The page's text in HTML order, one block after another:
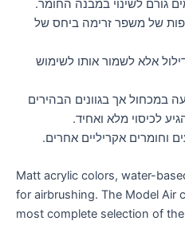
גורם לשינוי במבנה החומר.
של משפר זרימה ביחס של
אלא לשמור אותו לשימוש
במכחול אך בגוונים הבהירים
לכיסוי מלא ואחיד.
וחומרים אקריליים אחרים.
Matt acrylic colors, water-
for airbrushing. The Model Air
most complete selection of